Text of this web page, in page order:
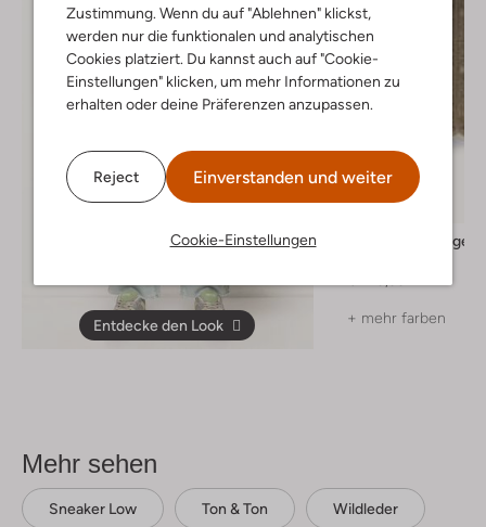
Zustimmung. Wenn du auf "Ablehnen" klickst,
werden nur die funktionalen und analytischen
Cookies platziert. Du kannst auch auf "Cookie-
Einstellungen" klicken, um mehr Informationen zu
erhalten oder deine Präferenzen anzupassen.
Reject Einverstanden und weiter
Cookie-Einstellungen
Entdecke den Look
American Vintage
+ mehr farben
Mehr sehen
Sneaker Low Ton & Ton Wildleder